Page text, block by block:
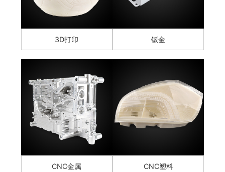
3D打印 钣金
CNC金属 CNC塑料